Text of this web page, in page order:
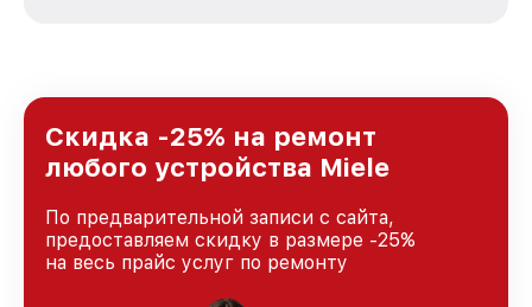
Санкт-Петербурге, постоянно повышая
уровень доверия и лояльности наших
клиентов.
Скидка -25% на ремонт
любого устройства Miele
По предварительной записи с сайта,
предоставляем скидку в размере -25%
на весь прайс услуг по ремонту